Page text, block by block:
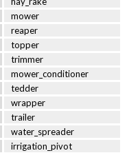
mower
reaper
topper
trimmer
mower_conditioner
tedder
wrapper
trailer
water_spreader
irrigation_pivot